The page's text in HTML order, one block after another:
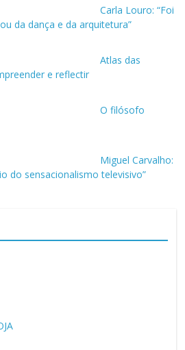
Carla Louro: “Foi
da dança e da arquitetura”
Atlas das
e reflectir
O filósofo
Miguel Carvalho:
do sensacionalismo televisivo”